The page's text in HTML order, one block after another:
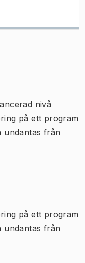
nivå
på ett program
undantas från
på ett program
undantas från